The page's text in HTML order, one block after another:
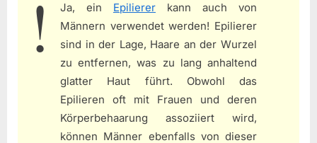
Ja, ein Epilierer kann auch von
Männern verwendet werden! Epilierer
sind in der Lage, Haare an der Wurzel
zu entfernen, was zu lang anhaltend
glatter Haut führt. Obwohl das
Epilieren oft mit Frauen und deren
Körperbehaarung assoziiert wird,
können Männer ebenfalls von dieser